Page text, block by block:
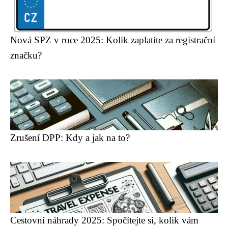
Nová SPZ v roce 2025: Kolik zaplatíte za registrační
značku?
Zrušení DPP: Kdy a jak na to?
Cestovní náhrady 2025: Spočítejte si, kolik vám